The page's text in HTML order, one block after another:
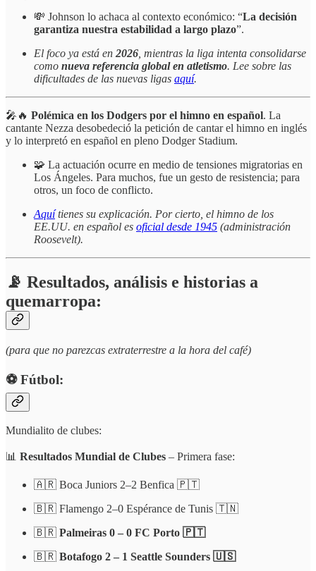
💸 Johnson lo achaca al contexto económico: “La decisión
garantiza nuestra estabilidad a largo plazo”.
El foco ya está en 2026 , mientras la liga intenta consolidarse
como nueva referencia global en atletismo. Lee sobre las
dificultades de las nuevas ligas aquí.
🎤🔥 Polémica en los Dodgers por el himno en español. La
cantante Nezza desobedeció la petición de cantar el himno en inglés
y lo interpretó en español en pleno Dodger Stadium.
🧩 La actuación ocurre en medio de tensiones migratorias en
Los Ángeles. Para muchos, fue un gesto de resistencia; para
otros, un foco de conflicto.
Aquítienes su explicación. Por cierto, el himno de los
EE.UU. en español es oficial desde 1945 (administración
Roosevelt).
📡 Resultados, análisis e historias a
quemarropa:
(para que no parezcas extraterrestre a la hora del café)
⚽️ Fútbol:
Mundialito de clubes:
📊 Resultados Mundial de Clubes – Primera fase:
🇦🇷 Boca Juniors 2–2 Benfica 🇵🇹
🇧🇷 Flamengo 2–0 Espérance de Tunis 🇹🇳
🇧🇷 Palmeiras 0 – 0 FC Porto 🇵🇹
🇧🇷 Botafogo 2 – 1 Seattle Sounders 🇺🇸